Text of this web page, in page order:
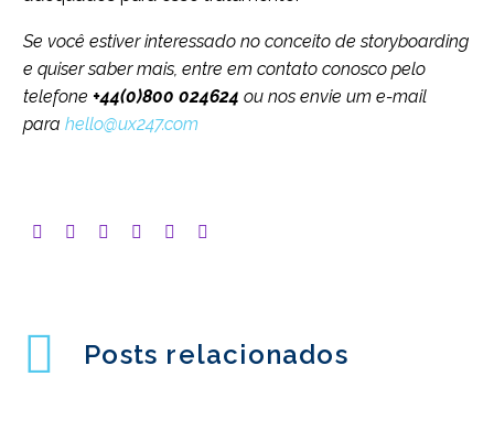
Se você estiver interessado no conceito de storyboarding
e quiser saber mais, entre em contato conosco pelo
telefone +44(0)800 024624 ou nos envie um e-mail
para hello@ux247.com
Posts relacionados